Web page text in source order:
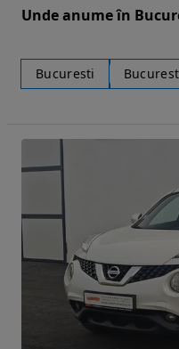
Unde anume în
Bucuresti